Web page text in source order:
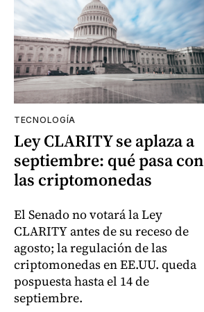
TECNOLOGÍA
Ley CLARITY se aplaza a
septiembre: qué pasa con
las criptomonedas
El Senado no votará la Ley
CLARITY antes de su receso de
agosto; la regulación de las
criptomonedas en EE.UU. queda
pospuesta hasta el 14 de
septiembre.